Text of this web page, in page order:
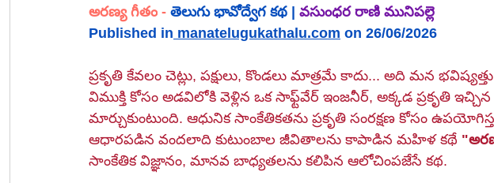
అరణ్య గీతం - తెలుగు భావోద్వేగ కథ
వసుంధర రాణి మునిపల్లె
Published in manatelugukathalu.com on 26/06/2026
ప్రకృతి కేవలం చెట్లు, పక్షులు, కొండలు మాత్రమే కాదు... అది మన
విముక్తి కోసం అడవిలోకి వెళ్లిన ఒక సాఫ్ట్‌వేర్ ఇంజనీర్, అక్కడ ప్రకృతి ఇచ్చిన సందేశాన్ని జీవిత లక్ష్యంగా
మార్చుకుంటుంది. ఆధునిక సాంకేతికతను ప్రకృతి సంరక్షణ కోసం
ఆధారపడిన వందలాది కుటుంబాల జీవితాలను కాపాడిన మహిళ కథే
సాంకేతిక విజ్ఞానం, మానవ బాధ్యతలను కలిపిన ఆలోచింపజేసే కథ.